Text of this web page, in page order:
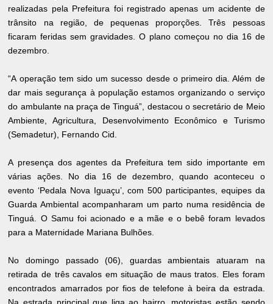
realizadas pela Prefeitura foi registrado apenas um acidente de
trânsito na região, de pequenas proporções. Três pessoas
ficaram feridas sem gravidades. O plano começou no dia 16 de
dezembro.
“A operação tem sido um sucesso desde o primeiro dia. Além de
dar mais segurança à população estamos organizando o serviço
do ambulante na praça de Tinguá”, destacou o secretário de Meio
Ambiente, Agricultura, Desenvolvimento Econômico e Turismo
(Semadetur), Fernando Cid.
A presença dos agentes da Prefeitura tem sido importante em
várias ações. No dia 16 de dezembro, quando aconteceu o
evento ‘Pedala Nova Iguaçu’, com 500 participantes, equipes da
Guarda Ambiental acompanharam um parto numa residência de
Tinguá. O Samu foi acionado e a mãe e o bebê foram levados
para a Maternidade Mariana Bulhões.
No domingo passado (06), guardas ambientais atuaram na
retirada de três cavalos em situação de maus tratos. Eles foram
encontrados amarrados por fios de telefone à beira da estrada.